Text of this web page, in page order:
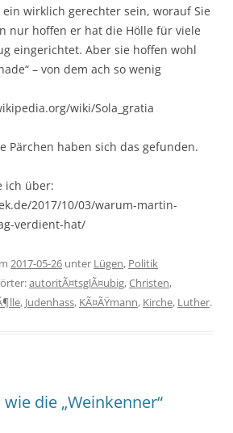
wirklich gerechter sein, worauf Sie
nur hoffen er hat die Hölle für viele
eingerichtet. Aber sie hoffen wohl
– von dem ach so wenig
wiki/Sola_gratia
Pärchen haben sich das gefunden.
ich über:
2017/10/03/warum-martin-
verdient-hat/
2017-05-26 unter Lügen, Politik
autoritÃ¤tsglÃ¤ubig,Christen,
, Judenhass, KÃ¤ÃŸmann, Kirche, Luther.
die „Weinkenner“